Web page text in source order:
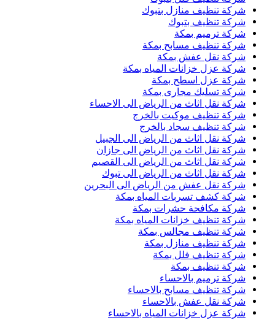
شركة تنظيف منازل بتبوك
شركة تنظيف بتبوك
شركة ترميم بمكة
شركة تنظيف مسابح بمكة
شركة نقل عفش بمكة
شركة عزل خزانات المياه بمكة
شركة عزل اسطح بمكة
شركة تسليك مجارى بمكة
شركة نقل اثاث من الرياض الى الاحساء
شركة تنظيف موكيت بالخرج
شركة تنظيف سجاد بالخرج
شركة نقل اثاث من الرياض الى الجبيل
شركة نقل اثاث من الرياض الى جازان
شركة نقل اثاث من الرياض الى القصيم
شركة نقل اثاث من الرياض الى تبوك
شركة نقل عفش من الرياض الى البحرين
شركة كشف تسربات المياه بمكة
شركة مكافحة حشرات بمكة
شركة تنظيف خزانات المياه بمكة
شركة تنظيف مجالس بمكة
شركة تنظيف منازل بمكة
شركة تنظيف فلل بمكة
شركة تنظيف بمكة
شركة ترميم بالاحساء
شركة تنظيف مسابح بالاحساء
شركة نقل عفش بالاحساء
شركة عزل خزانات المياه بالاحساء